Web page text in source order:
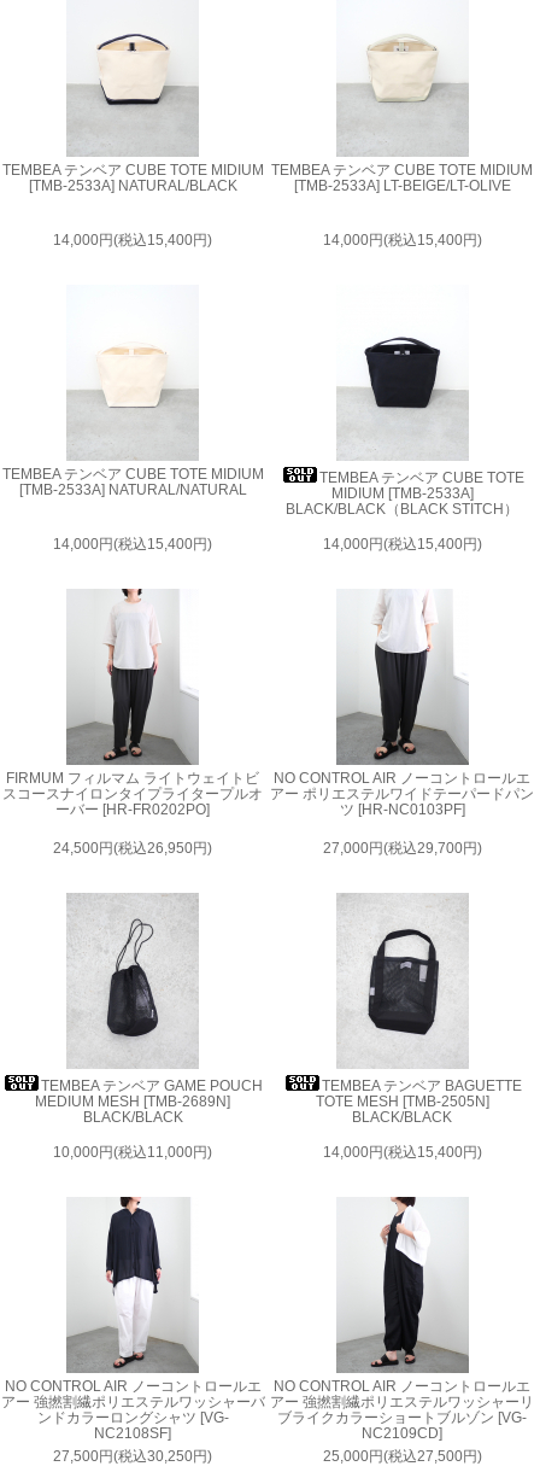
TEMBEA テンベア CUBE TOTE MIDIUM
[TMB-2533A] NATURAL/BLACK
14,000円(税込15,400円)
TEMBEA テンベア CUBE TOTE MIDIUM
[TMB-2533A] LT-BEIGE/LT-OLIVE
14,000円(税込15,400円)
TEMBEA テンベア CUBE TOTE MIDIUM
[TMB-2533A] NATURAL/NATURAL
14,000円(税込15,400円)
TEMBEA テンベア CUBE TOTE
MIDIUM [TMB-2533A]
BLACK/BLACK（BLACK STITCH）
14,000円(税込15,400円)
FIRMUM フィルマム ライトウェイトビ
スコースナイロンタイプライタープルオ
ーバー [HR-FR0202PO]
24,500円(税込26,950円)
NO CONTROL AIR ノーコントロールエ
アー ポリエステルワイドテーパードパン
ツ [HR-NC0103PF]
27,000円(税込29,700円)
TEMBEA テンベア GAME POUCH
MEDIUM MESH [TMB-2689N]
BLACK/BLACK
10,000円(税込11,000円)
TEMBEA テンベア BAGUETTE
TOTE MESH [TMB-2505N]
BLACK/BLACK
14,000円(税込15,400円)
NO CONTROL AIR ノーコントロールエ
アー 強撚割繊ポリエステルワッシャーバ
ンドカラーロングシャツ [VG-
NC2108SF]
27,500円(税込30,250円)
NO CONTROL AIR ノーコントロールエ
アー 強撚割繊ポリエステルワッシャーリ
ブライクカラーショートブルゾン [VG-
NC2109CD]
25,000円(税込27,500円)